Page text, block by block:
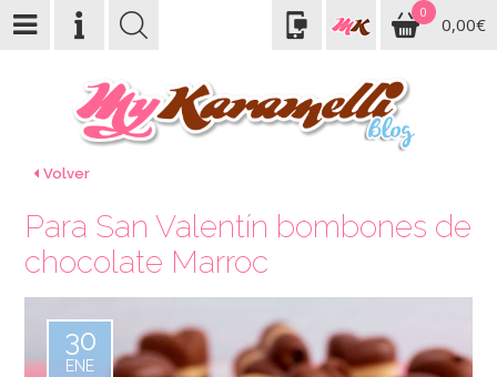
0
0,00€
Volver
Para San Valentín bombones de
chocolate Marroc
30
ENE